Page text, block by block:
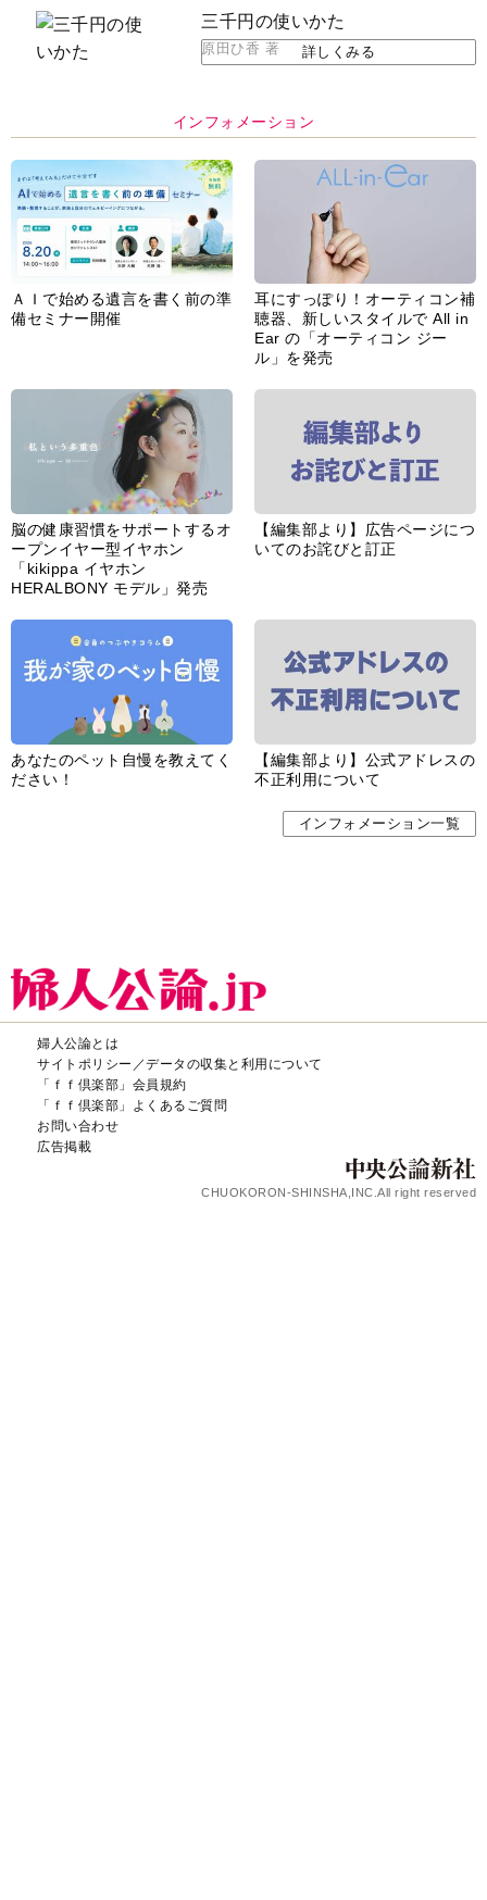
三千円の使いかた
原田ひ香 著 詳しくみる
インフォメーション
ＡＩで始める遺言を書く前の準
備セミナー開催
耳にすっぽり！オーティコン補
聴器、新しいスタイルで All in
Ear の「オーティコン ジー
ル」を発売
脳の健康習慣をサポートするオ
ープンイヤー型イヤホン
「kikippa イヤホン
HERALBONY モデル」発売
【編集部より】広告ページにつ
いてのお詫びと訂正
あなたのペット自慢を教えてく
ださい！
【編集部より】公式アドレスの
不正利用について
インフォメーション一覧
婦人公論とは
サイトポリシー／データの収集と利用について
「ｆｆ倶楽部」会員規約
「ｆｆ倶楽部」よくあるご質問
お問い合わせ
広告掲載
CHUOKORON-SHINSHA,INC.All right reserved